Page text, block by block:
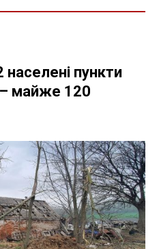
населені пункти
майже 120